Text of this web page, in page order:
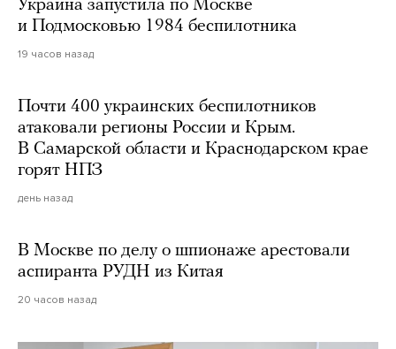
Украина запустила по Москве
и Подмосковью 1984 беспилотника
19 часов назад
Почти 400 украинских беспилотников
атаковали регионы России и Крым.
В Самарской области и Краснодарском крае
горят НПЗ
день назад
В Москве по делу о шпионаже арестовали
аспиранта РУДН из Китая
20 часов назад